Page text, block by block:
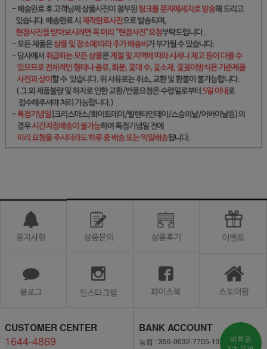
CUSTOMER CENTER
1644-4869
BANK ACCOUNT
농협 : 355-0032-7705-13
비회원